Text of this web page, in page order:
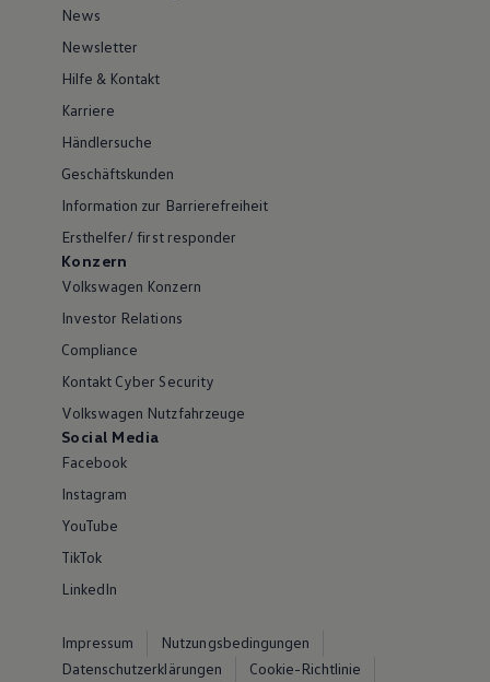
News
Newsletter
Hilfe & Kontakt
Karriere
Händlersuche
Geschäftskunden
Information zur Barrierefreiheit
Ersthelfer/ first responder
Konzern
Volkswagen Konzern
Investor Relations
Compliance
Kontakt Cyber Security
Volkswagen Nutzfahrzeuge
Social Media
Facebook
Instagram
YouTube
TikTok
LinkedIn
Impressum
Nutzungsbedingungen
Datenschutzerklärungen
Cookie-Richtlinie